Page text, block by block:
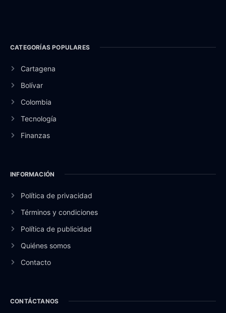
CATEGORÍAS POPULARES
Cartagena
Bolívar
Colombia
Tecnología
Finanzas
INFORMACIÓN
Política de privacidad
Términos y condiciones
Política de publicidad
Quiénes somos
Contacto
CONTÁCTANOS